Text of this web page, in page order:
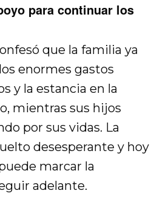
para continuar los
que la familia ya
enormes gastos
y la estancia en la
mientras sus hijos
por sus vidas. La
desesperante y hoy
marcar la
adelante.